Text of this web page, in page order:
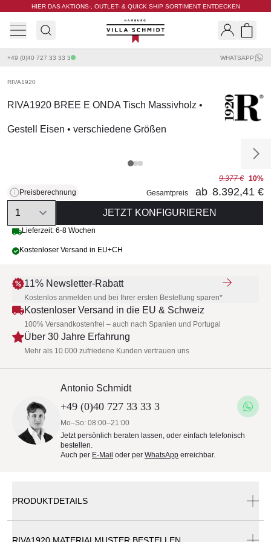
HIER DAS AKTIONS-, OUTLET- & QUICK SHIP SORTIMENT ENTDECKEN
Villa Schmidt
+49 (0)40 727 33 33 3 WHATSAPP
RIVA1920
RIVA1920 BREE E ONDA Tisch Massivholz •
Gestell Eisen • verschiedene Größen
Preisberechnung
9.377 € 10%
Gesamtpreis
ab 8.392,41 €
Quantity
JETZT KONFIGURIEREN
Lieferzeit: 6-8 Wochen
Kostenloser Versand in EU+CH
11% Newsletter-Rabatt
Kostenlos anmelden und bei Ihrer ersten Bestellung sparen*
Kostenloser Versand in die EU & Schweiz
100% Versandkostenfrei – auch nach Spanien und Portugal
Über 30 Jahre Erfahrung
Mehr als 10.000 zufriedene Kunden vertrauen uns
Antonio Schmidt
+49 (0)40 727 33 33 3
Mo–So: 08:00–21:00
Jetzt persönlich beraten lassen, oder einfach telefonisch
bestellen.
Auch per E-Mail oder per WhatsApp erreichbar.
PRODUKTDETAILS
RIVA1920 MATERIALMUSTER BESTELLEN